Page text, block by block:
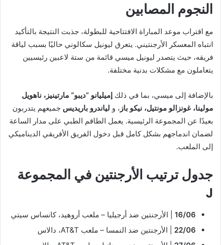
النجوم المصابين
مع اقتراب موعد المباراة الافتتاحية للبطولة، جذبت النتيجة بالتأكيد
انتباه المعسكر الأرجنتيني. يتعرق ليونيل سكالوني حاليًا بسبب لياقة
فريقه، حيث يتصدر ليونيل ميسي قائمة من ستة لاعبين رئيسيين
يتعاملون مع مشكلات بدنية مختلفة.
بالإضافة إلى ميسي، بما في ذلك إميليانو “ديبو” مارتينيز، ناهويل
مولينا، غونزالو مونتيل، نيكو باز ، و لياندرو باريديس جميعهم يتدربون
بعيدًا عن المجموعة الرئيسية. يعمل الطاقم الطبي على مدار الساعة
لضمان اندماجهم بشكل كامل قبل دخول الفريق الأفريقي الديناميكي
إلى الملعب.
جدول ترتيب الأرجنتين في المجموعة
J
16/06 | الأرجنتين ضد أرجيليا – ملعب أروهيد، كانساس سيتي
22/06 | الأرجنتين ضد النمسا – ملعب AT&T، دالاس